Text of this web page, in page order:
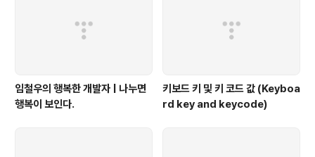
임철우의 행복한 개발자 | 나누면
행복이 보인다.
키보드 키 및 키 코드 값 (Keyboa
rd key and keycode)